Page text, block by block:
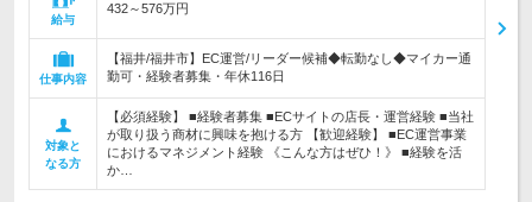
給与
432～576万円
仕事内容
【福井/福井市】EC運営/リーダー候補◆転勤なし◆マイカー通
勤可・経験者募集・年休116日
対象と
なる方
【必須経験】 ■経験者募集 ■ECサイトの店長・運営経験 ■当社
が取り扱う商材に興味を抱ける方 【歓迎経験】 ■EC運営事業
におけるマネジメント経験 《こんな方はぜひ！》 ■経験を活
か…